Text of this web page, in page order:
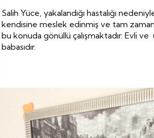
Salih Yüce, yakalandığı hastalığı
kendisine meslek edinmiş ve tam
bu konuda gönüllü çalışmaktadır. Evli ve
babasıdır.